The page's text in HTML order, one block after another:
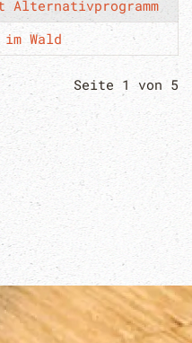
Alternativprogramm
Wald
Seite 1 von 5